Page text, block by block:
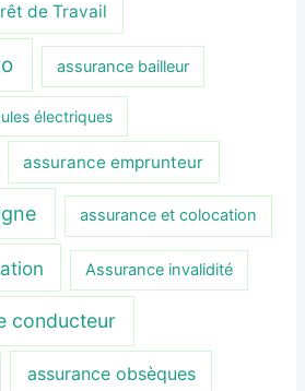
de Travail
assurance bailleur
électriques
assurance emprunteur
assurance et colocation
Assurance invalidité
conducteur
assurance obsèques